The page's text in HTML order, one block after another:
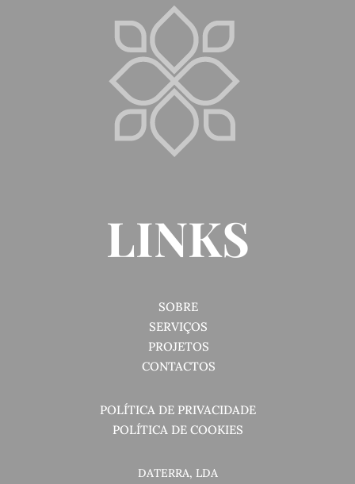
LINKS
SOBRE
SERVIÇOS
PROJETOS
CONTACTOS
POLÍTICA DE PRIVACIDADE
POLÍTICA DE COOKIES
DATERRA, LDA